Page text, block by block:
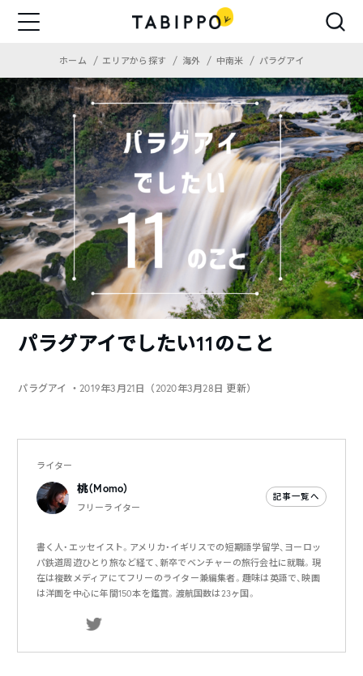
ホーム エリアから探す 海外 中南米 パラグアイ
パラグアイでしたい11のこと
パラグアイ ・2019年3月21日（2020年3月28日 更新）
ライター
桃（Momo）
フリーライター
記事一覧へ
書く人・エッセイスト。アメリカ・イギリスでの短期語学留学、ヨーロッ
パ鉄道周遊ひとり旅など経て、新卒でベンチャーの旅行会社に就職。現
在は複数メディアにてフリーのライター兼編集者。趣味は英語で、映画
は洋画を中心に年間150本を鑑賞。渡航国数は23ヶ国。